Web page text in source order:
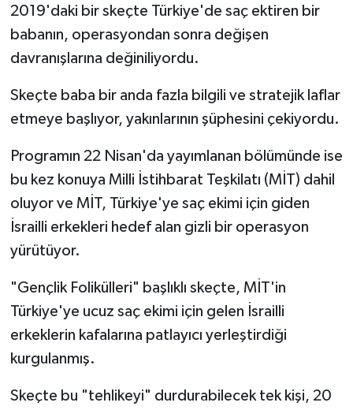
2019'daki bir skeçte Türkiye'de saç ektiren bir
babanın, operasyondan sonra değişen
davranışlarına değiniliyordu.
Skeçte baba bir anda fazla bilgili ve stratejik laflar
etmeye başlıyor, yakınlarının şüphesini çekiyordu.
Programın 22 Nisan'da yayımlanan bölümünde ise
bu kez konuya Milli İstihbarat Teşkilatı (MİT) dahil
oluyor ve MİT, Türkiye'ye saç ekimi için giden
İsrailli erkekleri hedef alan gizli bir operasyon
yürütüyor.
"Gençlik Folikülleri" başlıklı skeçte, MİT'in
Türkiye'ye ucuz saç ekimi için gelen İsrailli
erkeklerin kafalarına patlayıcı yerleştirdiği
kurgulanmış.
Skeçte bu "tehlikeyi" durdurabilecek tek kişi, 20